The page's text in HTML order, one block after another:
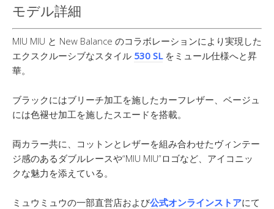
モデル詳細
MIU MIU と New Balance のコラボレーションにより実現した
エクスクルーシブなスタイル 530 SLをミュール仕様へと昇
華。
ブラックにはブリーチ加工を施したカーフレザー、ベージュ
には色褪せ加工を施したスエードを搭載。
両カラー共に、コットンとレザーを組み合わせたヴィンテー
ジ感のあるダブルレースや“MIU MIU”ロゴなど、アイコニッ
クな魅力を添えている。
ミュウミュウの一部直営店および公式オンラインストアにて